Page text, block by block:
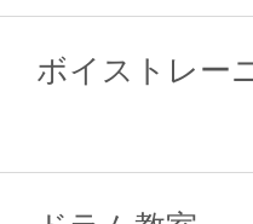
ボイストレー